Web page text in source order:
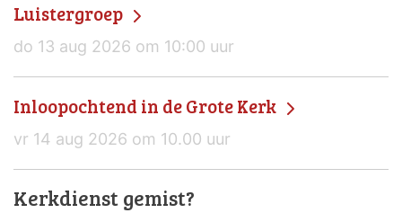
Luistergroep
do 13 aug 2026 om 10:00 uur
Inloopochtend in de Grote Kerk
vr 14 aug 2026 om 10.00 uur
Kerkdienst gemist?